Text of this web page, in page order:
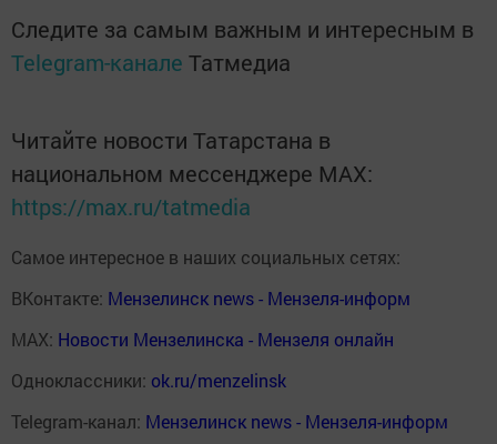
Следите за самым важным и интересным в
Telegram-канале Татмедиа
Читайте новости Татарстана в
национальном мессенджере MАХ:
https://max.ru/tatmedia
Самое интересное в наших социальных сетях:
ВКонтакте: Мензелинск news - Мензеля-информ
MAX: Новости Мензелинска - Мензеля онлайн
Одноклассники: ok.ru/menzelinsk
Telegram-канал: Мензелинск news - Мензеля-информ